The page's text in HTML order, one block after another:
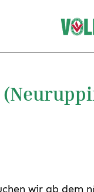
wir ab dem